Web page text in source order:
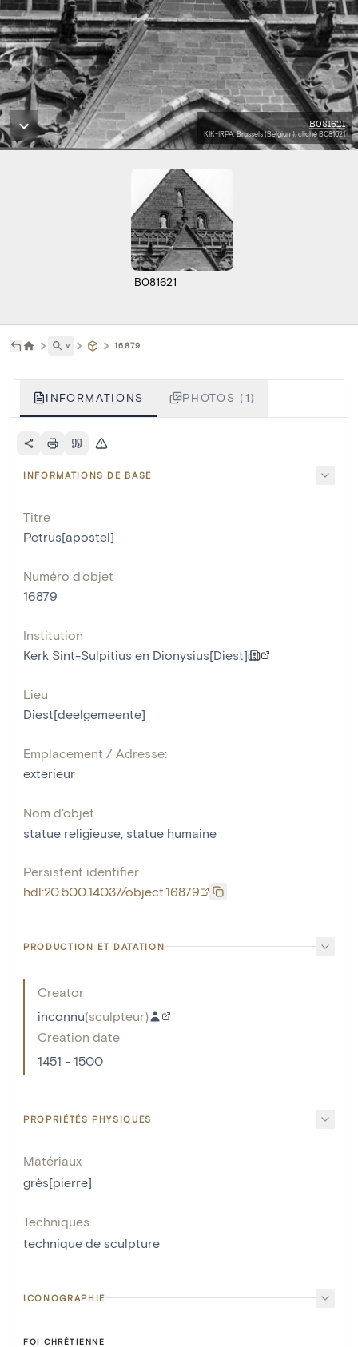
B081621
KIK-IRPA, Brussels (Belgium), cliché B081621
B081621
˅ 16879
INFORMATIONS PHOTOS (1)
INFORMATIONS DE BASE
Titre
Petrus[apostel]
Numéro d'objet
16879
Institution
Kerk Sint-Sulpitius en Dionysius[Diest]
Lieu
Diest[deelgemeente]
Emplacement / Adresse:
exterieur
Nom d'objet
statue religieuse, statue humaine
Persistent identifier
hdl:20.500.14037/object.16879
PRODUCTION ET DATATION
Creator
inconnu(sculpteur)
Creation date
1451 - 1500
PROPRIÉTÉS PHYSIQUES
Matériaux
grès[pierre]
Techniques
technique de sculpture
ICONOGRAPHIE
FOI CHRÉTIENNE